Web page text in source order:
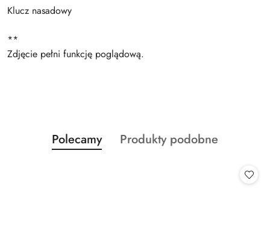
Klucz nasadowy
**
Zdjęcie pełni funkcję poglądową.
Pomiń karuzelę produktów
Produkty
o
Polecamy
Produkty
Produkty podobne